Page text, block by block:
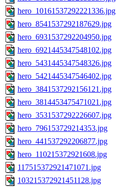
hero_10161537292221336.jpg
hero_8541537292187629.jpg
hero_6931537292204950.jpg
hero_6921445347548102.jpg
hero_5431445347548326.jpg
hero_5421445347546402.jpg
hero_3841537292156121.jpg
hero_3814453475471021.jpg
hero_3531537292226607.jpg
hero_796153729214353.jpg
hero_441537292206877.jpg
hero_110215372921608.jpg
117515372921471071.jpg
103215372921451128.jpg